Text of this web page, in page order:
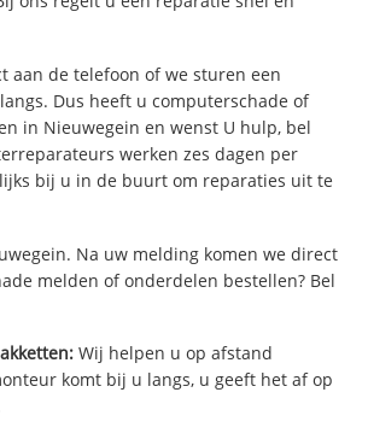
aan de telefoon of we sturen een
langs. Dus heeft u computerschade of
in Nieuwegein en wenst U hulp, bel
werken zes dagen per
bij u in de buurt om reparaties uit te
Na uw melding komen we direct
melden of onderdelen bestellen? Bel
Wij helpen u op afstand
komt bij u langs, u geeft het af op